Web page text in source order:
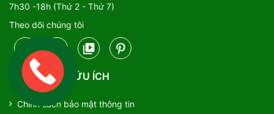
7h30 -18h (Thứ 2 - Thứ 7)
Theo dõi chúng tôi
THÔNG TIN HỮU ÍCH
Chính sách bảo mật thông tin